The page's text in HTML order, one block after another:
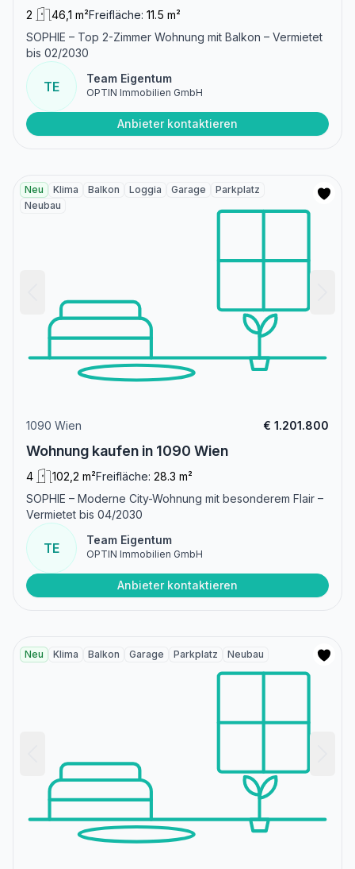
2 46,1 m²Freifläche: 11.5 m²
SOPHIE – Top 2-Zimmer Wohnung mit Balkon – Vermietet
bis 02/2030
TE
Team Eigentum
OPTIN Immobilien GmbH
Anbieter kontaktieren
Neu Klima Balkon Loggia Garage
Parkplatz
Neubau
1090 Wien € 1.201.800
Wohnung kaufen in 1090 Wien
4 102,2 m²Freifläche: 28.3 m²
SOPHIE – Moderne City-Wohnung mit besonderem Flair –
Vermietet bis 04/2030
TE
Team Eigentum
OPTIN Immobilien GmbH
Anbieter kontaktieren
Neu Klima Balkon Garage Parkplatz Neubau